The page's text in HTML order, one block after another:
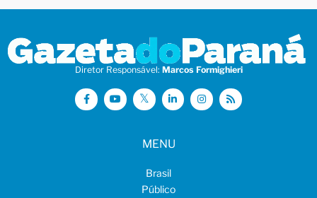
Diretor Responsável: Marcos Formighieri
MENU
Brasil
Público